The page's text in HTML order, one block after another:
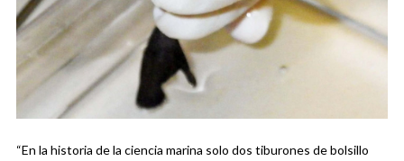
“En la historia de la ciencia marina solo dos tiburones de bolsillo